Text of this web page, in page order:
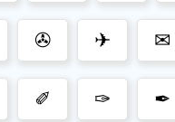
✇ ✈ ✉
✐ ✑ ✒